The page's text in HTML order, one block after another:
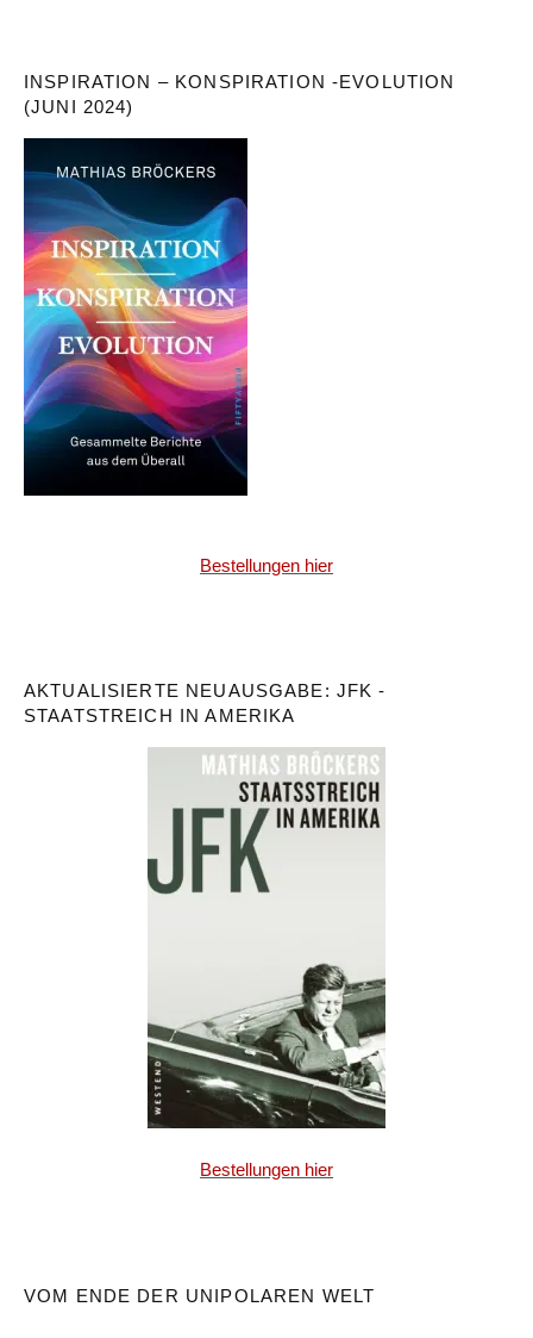
INSPIRATION – KONSPIRATION -EVOLUTION
(JUNI 2024)
Bestellungen hier
AKTUALISIERTE NEUAUSGABE: JFK -
STAATSTREICH IN AMERIKA
Bestellungen hier
VOM ENDE DER UNIPOLAREN WELT